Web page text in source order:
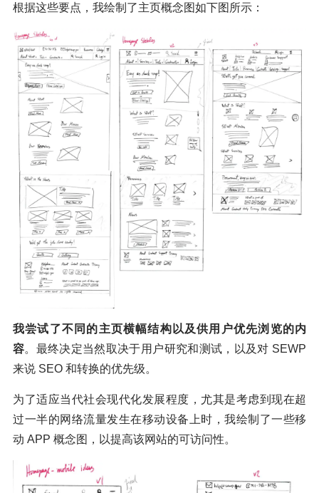
根据这些要点，我绘制了主页概念图如下图所示：
我尝试了不同的主页横幅结构以及供用户优先浏览的内
容。最终决定当然取决于用户研究和测试，以及对 SEWP
来说 SEO 和转换的优先级。
为了适应当代社会现代化发展程度，尤其是考虑到现在超
过一半的网络流量发生在移动设备上时，我绘制了一些移
动 APP 概念图，以提高该网站的可访问性。